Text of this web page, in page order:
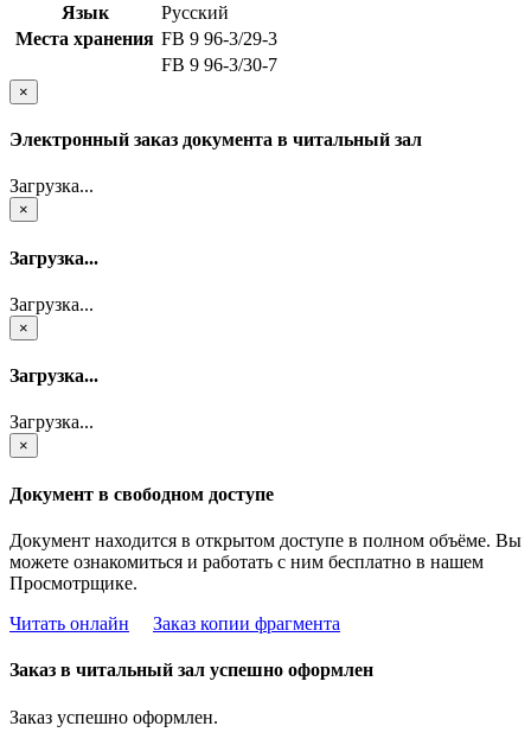
Язык
Русский
Места хранения FB 9 96-3/29-3
FB 9 96-3/30-7
×
Электронный заказ документа в читальный зал
Загрузка...
×
Загрузка...
Загрузка...
×
Загрузка...
Загрузка...
×
Документ в свободном доступе
Документ находится в открытом доступе в полном объёме. Вы
можете ознакомиться и работать с ним бесплатно в нашем
Просмотрщике.
Читать онлайн
Заказ копии фрагмента
Заказ в читальный зал успешно оформлен
Заказ успешно оформлен.